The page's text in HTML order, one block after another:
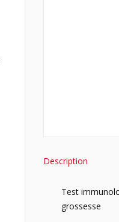
Description
Test
grossesse